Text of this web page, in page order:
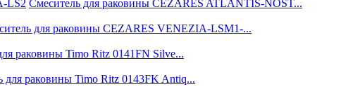
Смеситель для раковины CEZARES ATLANTIS-NOST...
для раковины CEZARES VENEZIA-LSM1-...
раковины Timo Ritz 0141FN Silve...
для раковины Timo Ritz 0143FK Antiq...